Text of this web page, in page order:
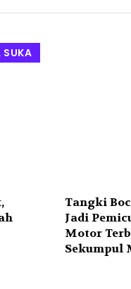
SUKA
Tangki
Jadi
Motor
Sekumpul